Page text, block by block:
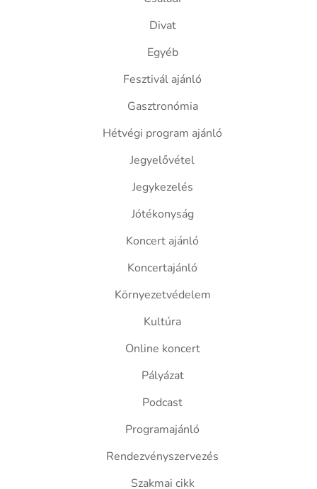
Divat
Egyéb
Fesztivál ajánló
Gasztronómia
Hétvégi program ajánló
Jegyelővétel
Jegykezelés
Jótékonyság
Koncert ajánló
Koncertajánló
Környezetvédelem
Kultúra
Online koncert
Pályázat
Podcast
Programajánló
Rendezvényszervezés
Szakmai cikk